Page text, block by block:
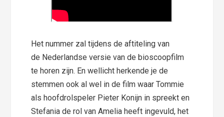
Het nummer zal tijdens de aftiteling van
de Nederlandse versie van de bioscoopfilm
te horen zijn. En wellicht herkende je de
stemmen ook al wel in de film waar Tommie
als hoofdrolspeler Pieter Konijn in spreekt en
Stefania de rol van Amelia heeft ingevuld, het